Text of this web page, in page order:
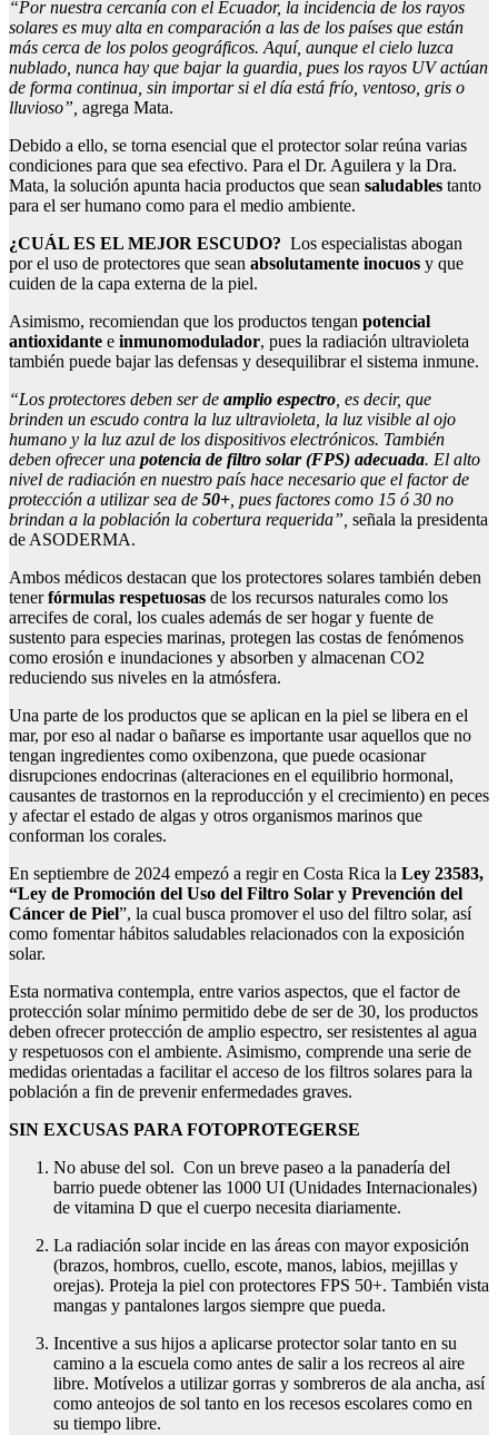
“Por nuestra cercanía con el Ecuador, la incidencia de los rayos
solares es muy alta en comparación a las de los países que están
más cerca de los polos geográficos. Aquí, aunque el cielo luzca
nublado, nunca hay que bajar la guardia, pues los rayos UV actúan
de forma continua, sin importar si el día está frío, ventoso, gris o
lluvioso”, agrega Mata.
Debido a ello, se torna esencial que el protector solar reúna varias
condiciones para que sea efectivo. Para el Dr. Aguilera y la Dra.
Mata, la solución apunta hacia productos que sean saludables tanto
para el ser humano como para el medio ambiente.
¿CUÁL ES EL MEJOR ESCUDO? Los especialistas abogan
por el uso de protectores que sean absolutamente inocuos y que
cuiden de la capa externa de la piel.
Asimismo, recomiendan que los productos tengan potencial
antioxidante e inmunomodulador, pues la radiación ultravioleta
también puede bajar las defensas y desequilibrar el sistema inmune.
“Los protectores deben ser de amplio espectro, es decir, que
brinden un escudo contra la luz ultravioleta, la luz visible al ojo
humano y la luz azul de los dispositivos electrónicos. También
deben ofrecer una potencia de filtro solar (FPS) adecuada. El alto
nivel de radiación en nuestro país hace necesario que el factor de
protección a utilizar sea de 50+, pues factores como 15 ó 30 no
brindan a la población la cobertura requerida”, señala la presidenta
de ASODERMA.
Ambos médicos destacan que los protectores solares también deben
tenerfórmulas respetuosas de los recursos naturales como los
arrecifes de coral, los cuales además de ser hogar y fuente de
sustento para especies marinas, protegen las costas de fenómenos
como erosión e inundaciones y absorben y almacenan CO2
reduciendo sus niveles en la atmósfera.
Una parte de los productos que se aplican en la piel se libera en el
mar, por eso al nadar o bañarse es importante usar aquellos que no
tengan ingredientes como oxibenzona, que puede ocasionar
disrupciones endocrinas (alteraciones en el equilibrio hormonal,
causantes de trastornos en la reproducción y el crecimiento) en peces
y afectar el estado de algas y otros organismos marinos que
conforman los corales.
En septiembre de 2024 empezó a regir en Costa Rica la Ley 23583,
“Ley de Promoción del Uso del Filtro Solar y Prevención del
Cáncer de Piel”, la cual busca promover el uso del filtro solar, así
como fomentar hábitos saludables relacionados con la exposición
solar.
Esta normativa contempla, entre varios aspectos, que el factor de
protección solar mínimo permitido debe de ser de 30, los productos
deben ofrecer protección de amplio espectro, ser resistentes al agua
y respetuosos con el ambiente. Asimismo, comprende una serie de
medidas orientadas a facilitar el acceso de los filtros solares para la
población a fin de prevenir enfermedades graves.
SIN EXCUSAS PARA FOTOPROTEGERSE
No abuse del sol. Con un breve paseo a la panadería del
barrio puede obtener las 1000 UI (Unidades Internacionales)
de vitamina D que el cuerpo necesita diariamente.
La radiación solar incide en las áreas con mayor exposición
(brazos, hombros, cuello, escote, manos, labios, mejillas y
orejas). Proteja la piel con protectores FPS 50+. También vista
mangas y pantalones largos siempre que pueda.
Incentive a sus hijos a aplicarse protector solar tanto en su
camino a la escuela como antes de salir a los recreos al aire
libre. Motívelos a utilizar gorras y sombreros de ala ancha, así
como anteojos de sol tanto en los recesos escolares como en
su tiempo libre.